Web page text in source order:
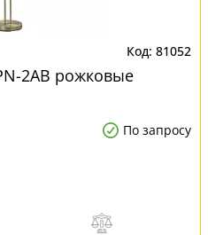
81052
2AB рожковые
По запросу